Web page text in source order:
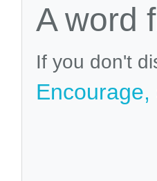
A word
If you don't